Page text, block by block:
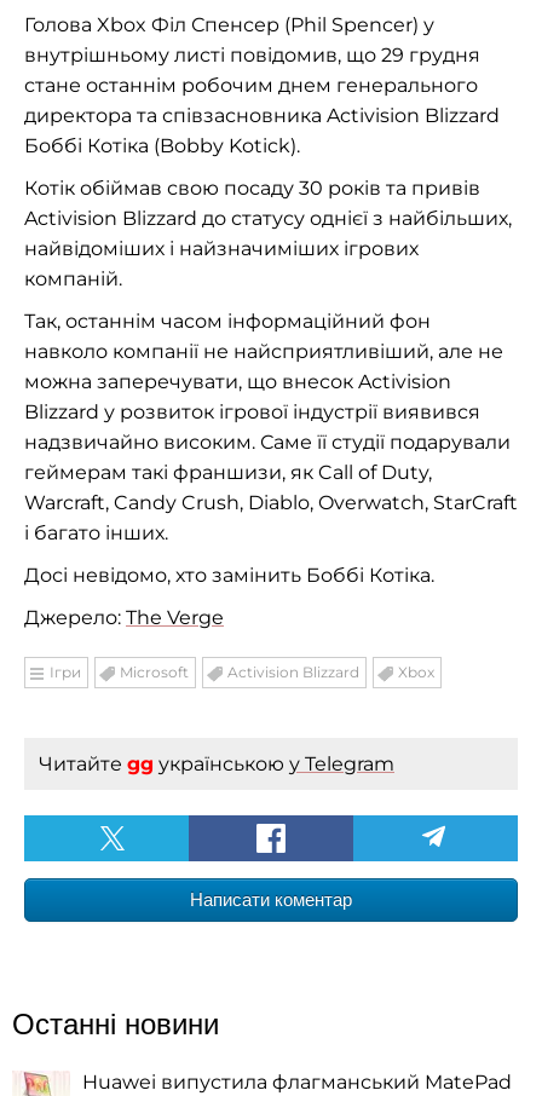
Голова Xbox Філ Спенсер (Phil Spencer) у
внутрішньому листі повідомив, що 29 грудня
стане останнім робочим днем генерального
директора та співзасновника Activision Blizzard
Боббі Котіка (Bobby Kotick).
Котік обіймав свою посаду 30 років та привів
Activision Blizzard до статусу однієї з найбільших,
найвідоміших і найзначиміших ігрових
компаній.
Так, останнім часом інформаційний фон
навколо компанії не найсприятливіший, але не
можна заперечувати, що внесок Activision
Blizzard у розвиток ігрової індустрії виявився
надзвичайно високим. Саме її студії подарували
геймерам такі франшизи, як Call of Duty,
Warcraft, Candy Crush, Diablo, Overwatch, StarCraft
і багато інших.
Досі невідомо, хто замінить Боббі Котіка.
Джерело: The Verge
Ігри Microsoft Activision Blizzard Xbox
Читайте gg українською у Telegram
Написати коментар
Останні новини
Huawei випустила флагманський MatePad